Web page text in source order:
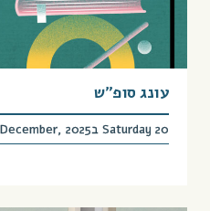
עונג סופ”ש
Saturday 20 בDecember, 2025